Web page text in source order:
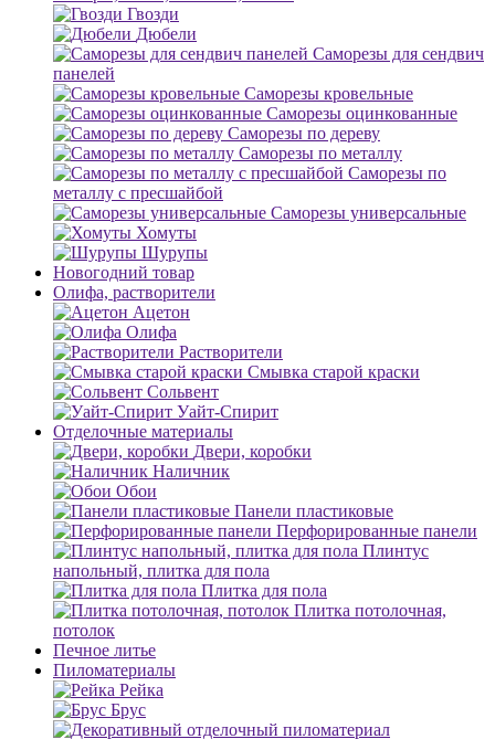
Гвозди
Дюбели
Саморезы для сендвич
панелей
Саморезы кровельные
Саморезы оцинкованные
Саморезы по дереву
Саморезы по металлу
Саморезы по
металлу с пресшайбой
Саморезы универсальные
Хомуты
Шурупы
Новогодний товар
Олифа, растворители
Ацетон
Олифа
Растворители
Смывка старой краски
Сольвент
Уайт-Спирит
Отделочные материалы
Двери, коробки
Наличник
Обои
Панели пластиковые
Перфорированные панели
Плинтус
напольный, плитка для пола
Плитка для пола
Плитка потолочная,
потолок
Печное литье
Пиломатериалы
Рейка
Брус